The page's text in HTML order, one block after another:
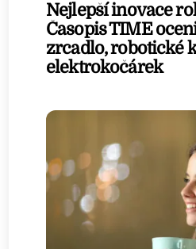
Nejlepší inovace
Časopis TIME
zrcadlo, robotické
elektrokočárek